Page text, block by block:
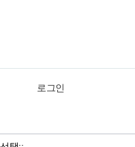
로그인